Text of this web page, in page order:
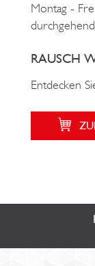
Montag -
RAUSCH
Entdecken